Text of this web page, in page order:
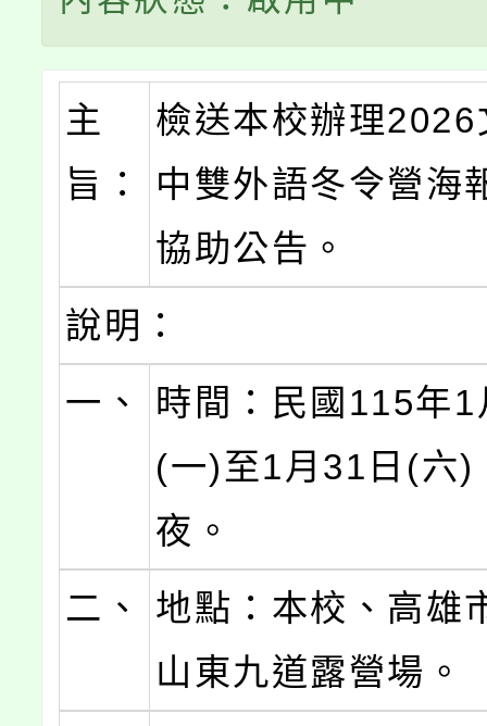
主
旨：
檢送本校辦理2026
中雙外語冬令營海
協助公告。
說明：
一、
時間：民國115年
(一)至1月31日(六)
夜。
二、
地點：本校、高雄
山東九道露營場。